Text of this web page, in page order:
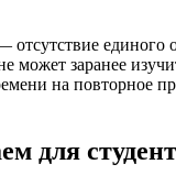
отсутствие единого
может заранее
на повторное
для